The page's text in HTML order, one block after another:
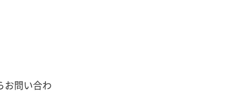
お問い合わ